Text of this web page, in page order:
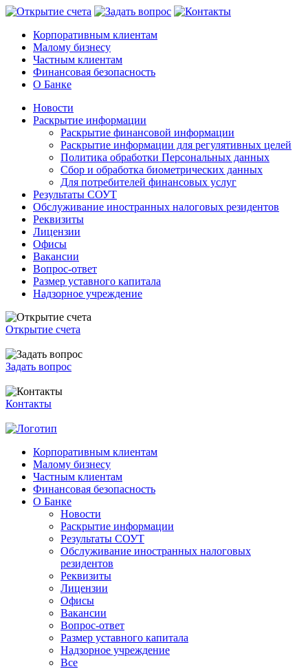
Корпоративным клиентам
Малому бизнесу
Частным клиентам
Финансовая безопасность
О Банке
Новости
Раскрытие информации
Раскрытие финансовой информации
Раскрытие информации для регулятивных целей
Политика обработки Персональных данных
Сбор и обработка биометрических данных
Для потребителей финансовых услуг
Результаты СОУТ
Обслуживание иностранных налоговых резидентов
Реквизиты
Лицензии
Офисы
Вакансии
Вопрос-ответ
Размер уставного капитала
Надзорное учреждение
Открытие счета
Задать вопрос
Контакты
Корпоративным клиентам
Малому бизнесу
Частным клиентам
Финансовая безопасность
О Банке
Новости
Раскрытие информации
Результаты СОУТ
Обслуживание иностранных налоговых
резидентов
Реквизиты
Лицензии
Офисы
Вакансии
Вопрос-ответ
Размер уставного капитала
Надзорное учреждение
Все